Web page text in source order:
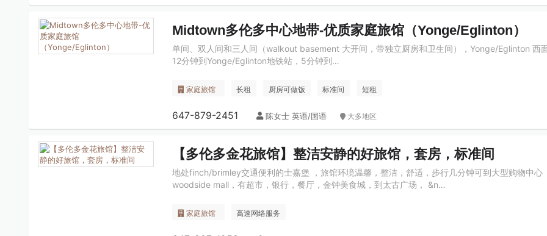
Midtown多伦多中心地带-优质家庭旅馆（Yonge/Eglinton）
单间、双人间和三人间（walkout basement 大开间，带独立厨房和卫生间），Yonge/Eglinton 西
12分钟到Yonge/Eglinton地铁站，5分钟到…
家庭旅馆 长租 厨房可做饭 标准间 短租
647-879-2451 陈女士 英语/国语 大多地区
【多伦多金花旅馆】整洁安静的好旅馆，套房，标准间
地处finch/brimley交通便利的士嘉堡 ，旅馆环境温馨，整洁，舒适，步行几分钟可到大型购物中心
woodside mall，有超市，银行，餐厅，金钟美食城，到太古广场， &n…
家庭旅馆 高速网络服务